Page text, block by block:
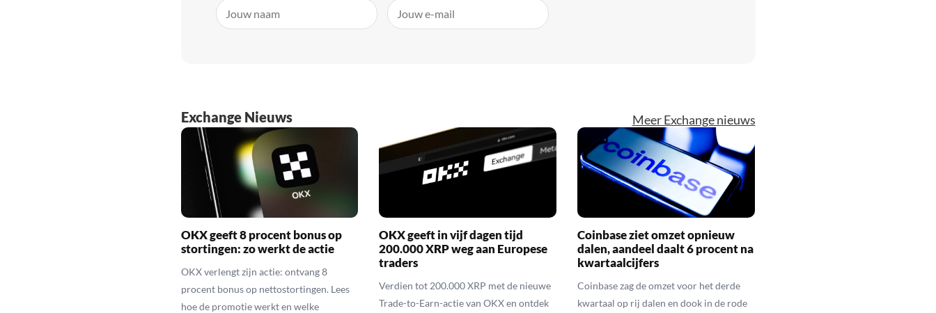
Exchange Nieuws Meer Exchange nieuws
OKX geeft 8 procent bonus op
stortingen: zo werkt de actie
OKX verlengt zijn actie: ontvang 8
procent bonus op nettostortingen. Lees
hoe de promotie werkt en welke
OKX geeft in vijf dagen tijd
200.000 XRP weg aan Europese
traders
Verdien tot 200.000 XRP met de nieuwe
Trade-to-Earn-actie van OKX en ontdek
Coinbase ziet omzet opnieuw
dalen, aandeel daalt 6 procent na
kwartaalcijfers
Coinbase zag de omzet voor het derde
kwartaal op rij dalen en dook in de rode